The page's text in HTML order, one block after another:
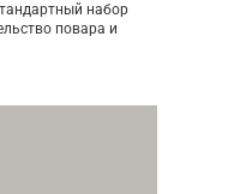
набор
повара и